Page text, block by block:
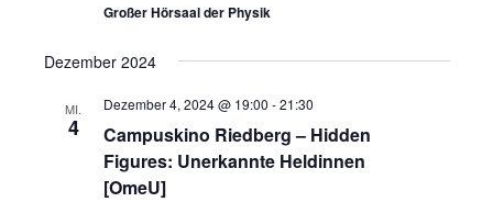
Großer Hörsaal der Physik
Dezember 2024
MI.
4
Campuskino Riedberg – Hidden
Figures: Unerkannte Heldinnen
[OmeU]
Dezember 4, 2024 @ 19:00 -21:30